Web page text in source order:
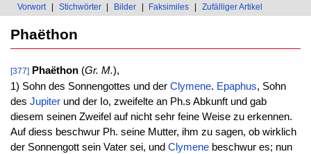
Vorwort Stichwörter Bilder Faksimiles Zufälliger Artikel
Phaëthon
[377] Phaëthon(Gr. M.),
1) Sohn des Sonnengottes und der Clymene. Epaphus, Sohn
des Jupiterund der Io, zweifelte an Ph.s Abkunft und gab
diesem seinen Zweifel auf nicht sehr feine Weise zu erkennen.
Auf diess beschwur Ph. seine Mutter, ihm zu sagen, ob wirklich
der Sonnengott sein Vater sei, und Clymenebeschwur es; nun